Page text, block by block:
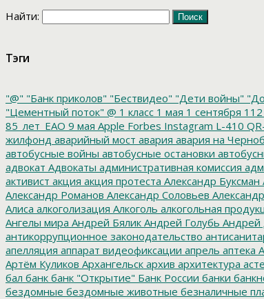
Найти:
Тэги
"@" "Банк приколов" "Бествидео" "Дети войны"
"Цементный поток" @ 1 класс 1 мая 1 сентября 112
85_лет_ЕАО 9 мая Apple Forbes Instagram L-410
жилфонд аварийный мост авария авария на
автобусные войны автобусные остановки
адвокат Адвокаты административная комиссия
активист акция акция протеста Александр Буксман
Александр Романов Александр Соловьев
Алиса алкоголизация Алкоголь алкогольная
Ангелы мира Андрей Бялик Андрей Голубь Андрей
антикоррупционное законодательство
апелляция аппарат видеофиксации апрель аптека
Артём Куликов Архангельск архив архитектура
бал банк банк "Открытие" Банк России банки
бездомные бездомные животные безналичные